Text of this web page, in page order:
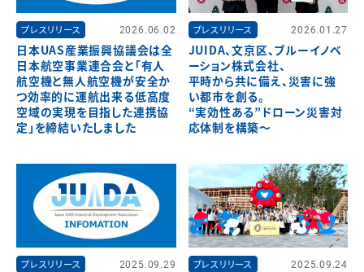
プレスリリース 2026.06.02
日本UAS産業振興協議会は全
日本航空事業連合会と「有人
航空機と無人航空機が安全か
つ効率的に運航出来る低高度
空域の実現を目指した連携協
定」を締結いたしました
プレスリリース 2026.01.27
JUIDA、文京区、ブルーイノベ
ーション株式会社、
平時から共に備え、災害に強
い都市を創る。
“実効性ある”ドローン災害対
応体制を構築～
プレスリリース 2025.09.29 プレスリリース 2025.09.24